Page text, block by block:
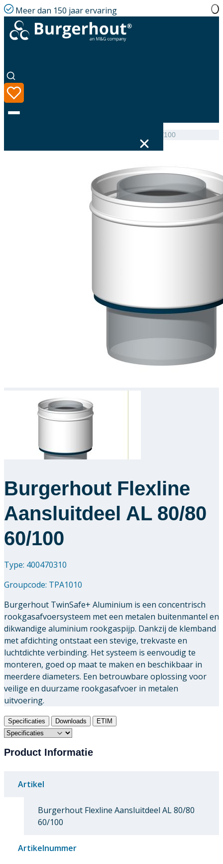
Meer dan 150 jaar ervaring
Flexline Adaptor AL 80/80 60/100
Burgerhout Flexline
Aansluitdeel AL 80/80
60/100
Type: 400470310
Groupcode: TPA1010
Burgerhout TwinSafe+ Aluminium is een concentrisch
rookgasafvoersysteem met een metalen buitenmantel en
dikwandige aluminium rookgaspijp. Dankzij de klemband
met afdichting ontstaat een stevige, trekvaste en
luchtdichte verbinding. Het systeem is eenvoudig te
monteren, goed op maat te maken en beschikbaar in
meerdere diameters. Een betrouwbare oplossing voor
veilige en duurzame rookgasafvoer in metalen
uitvoering.
Specificaties Downloads ETIM
Product Informatie
Artikel
Burgerhout Flexline Aansluitdeel AL 80/80
60/100
Artikelnummer